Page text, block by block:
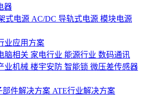
器
式电源 AC/DC 导轨式电源 模块电源
业应用方案
脑相关 家电行业 能源行业 数码通讯
业机械 楼宇安防 智能锁 微压差传感器
部件解决方案 ATE行业解决方案